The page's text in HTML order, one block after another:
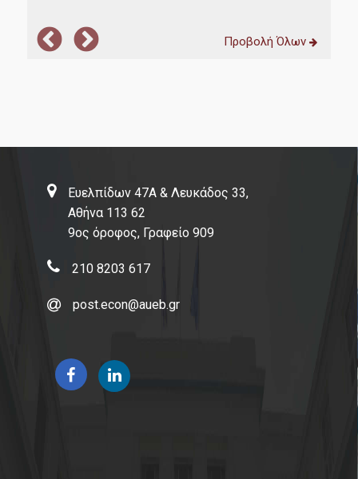
Προβολή Όλων
Ευελπίδων 47Α & Λευκάδος 33,
Αθήνα 113 62
9ος όροφος, Γραφείο 909
210 8203 617
post.econ@aueb.gr